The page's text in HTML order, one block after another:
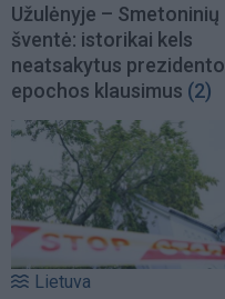
Užulėnyje – Smetoninių
šventė: istorikai kels
neatsakytus prezidento
epochos klausimus (2)
Lietuva